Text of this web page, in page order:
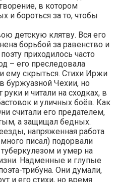
в котором
и бороться за то, чтобы
детскую клятву. Вся его
борьбой за равенство и
приходилось часто
– его преследовала
ему скрыться. Стихи Иржи
буржуазной Чехии, но
и читали на сходках, в
и уличных боёв. Как
считали его предателем,
а защищал бедных.
напряженная работа
писал) подорвали
и умер на
Надменные и глупые
трибуна. Они думали,
и его стихи, но время